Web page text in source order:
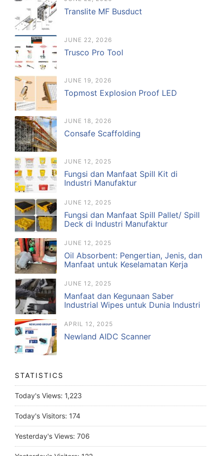
Translite MF Busduct
JUNE 22, 2026
Trusco Pro Tool
JUNE 19, 2026
Topmost Explosion Proof LED
JUNE 18, 2026
Consafe Scaffolding
JUNE 12, 2025
Fungsi dan Manfaat Spill Kit di
Industri Manufaktur
JUNE 12, 2025
Fungsi dan Manfaat Spill Pallet/ Spill
Deck di Industri Manufaktur
JUNE 12, 2025
Oil Absorbent: Pengertian, Jenis, dan
Manfaat untuk Keselamatan Kerja
JUNE 12, 2025
Manfaat dan Kegunaan Saber
Industrial Wipes untuk Dunia Industri
APRIL 12, 2025
Newland AIDC Scanner
STATISTICS
Today's Views: 1,223
Today's Visitors: 174
Yesterday's Views: 706